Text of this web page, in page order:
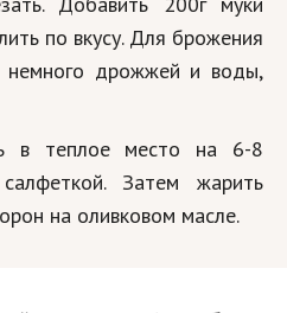
по вкусу. Для брожения
немного дрожжей и воды,
в теплое место на 6-8
Затем жарить
на оливковом масле.